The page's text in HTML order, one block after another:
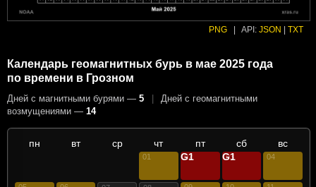
PNG | API: JSON | TXT
Календарь геомагнитных бурь в мае 2025 года
по времени в Грозном
Дней с магнитными бурями — 5 |
Дней с геомагнитными
возмущениями — 14
пн вт ср чт пт сб вс
01 02
G1 03
G1 04